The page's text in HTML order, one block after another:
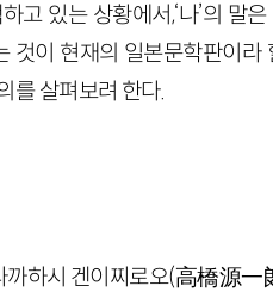
있는 상황에서,‘나’의 말은
것이 현재의 일본문학판이라
를 살펴보려 한다.
까하시 겐이찌로오(高橋源一